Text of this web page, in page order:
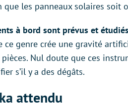
les panneaux solaires soit
à bord sont prévus et
ce genre crée une gravité
Nul doute que ces
s’il y a des dégâts.
attendu